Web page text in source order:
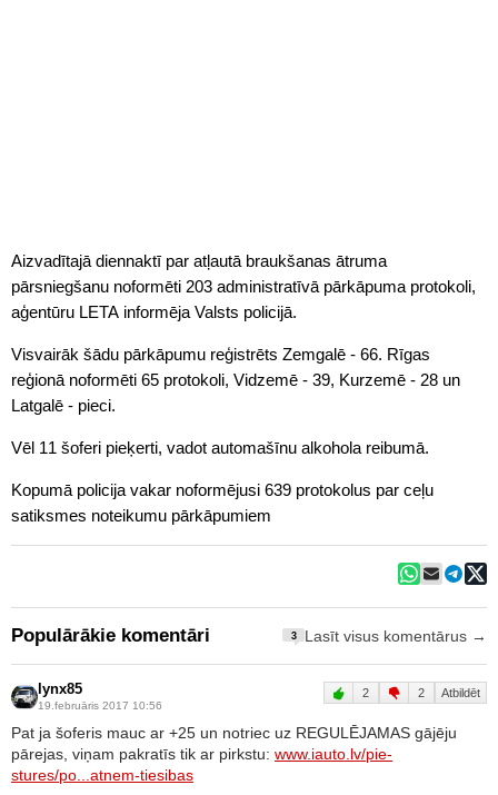
Aizvadītajā diennaktī par atļautā braukšanas ātruma
pārsniegšanu noformēti 203 administratīvā pārkāpuma protokoli,
aģentūru LETA informēja Valsts policijā.
Visvairāk šādu pārkāpumu reģistrēts Zemgalē - 66. Rīgas
reģionā noformēti 65 protokoli, Vidzemē - 39, Kurzemē - 28 un
Latgalē - pieci.
Vēl 11 šoferi pieķerti, vadot automašīnu alkohola reibumā.
Kopumā policija vakar noformējusi 639 protokolus par ceļu
satiksmes noteikumu pārkāpumiem
Populārākie komentāri 3 Lasīt visus komentārus →
lynx85
19.februāris 2017 10:56
2 2 Atbildēt
Pat ja šoferis mauc ar +25 un notriec uz REGULĒJAMAS gājēju
pārejas, viņam pakratīs tik ar pirkstu: www.iauto.lv/pie-
stures/po...atnem-tiesibas